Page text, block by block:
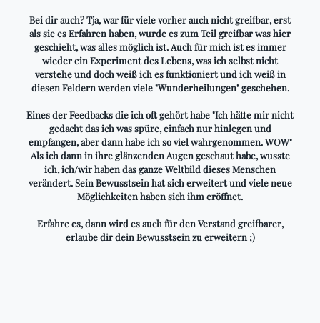
Bei dir auch? Tja, war für viele vorher auch nicht greifbar, erst
als sie es Erfahren haben, wurde es zum Teil greifbar was hier
geschieht, was alles möglich ist. Auch für mich ist es immer
wieder ein Experiment des Lebens, was ich selbst nicht
verstehe und doch weiß ich es funktioniert und ich weiß in
diesen Feldern werden viele "Wunderheilungen" geschehen.
Eines der Feedbacks die ich oft gehört habe "Ich hätte mir nicht
gedacht das ich was spüre, einfach nur hinlegen und
empfangen, aber dann habe ich so viel wahrgenommen. WOW"
Als ich dann in ihre glänzenden Augen geschaut habe, wusste
ich, ich/wir haben das ganze Weltbild dieses Menschen
verändert. Sein Bewusstsein hat sich erweitert und viele neue
Möglichkeiten haben sich ihm eröffnet.
Erfahre es, dann wird es auch für den Verstand greifbarer,
erlaube dir dein Bewusstsein zu erweitern ;)